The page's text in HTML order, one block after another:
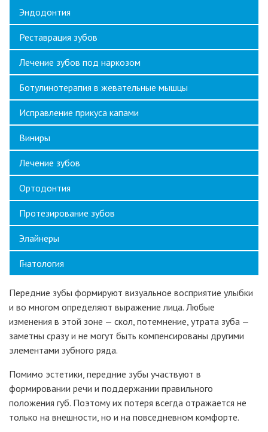
Эндодонтия
Реставрация зубов
Лечение зубов под наркозом
Ботулинотерапия в жевательные мышцы
Исправление прикуса капами
Виниры
Лечение зубов
Ортодонтия
Протезирование зубов
Элайнеры
Гнатология
Передние зубы формируют визуальное восприятие улыбки
и во многом определяют выражение лица. Любые
изменения в этой зоне — скол, потемнение, утрата зуба —
заметны сразу и не могут быть компенсированы другими
элементами зубного ряда.
Помимо эстетики, передние зубы участвуют в
формировании речи и поддержании правильного
положения губ. Поэтому их потеря всегда отражается не
только на внешности, но и на повседневном комфорте.